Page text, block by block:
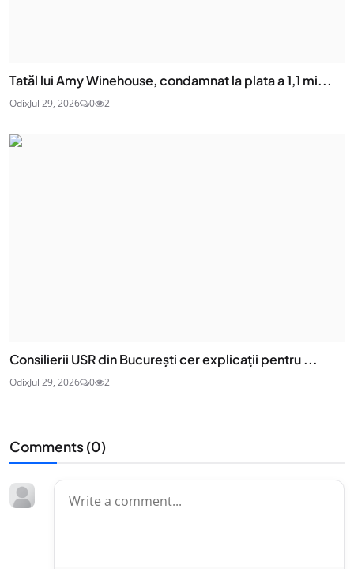
Tatăl lui Amy Winehouse, condamnat la plata a 1,1 mi...
OdixJul 29, 2026 0 2
Consilierii USR din București cer explicații pentru ...
OdixJul 29, 2026 0 2
Comments (0)